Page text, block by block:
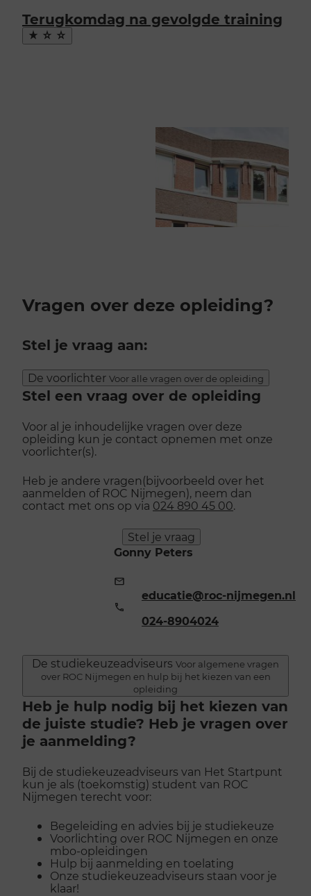
Terugkomdag na gevolgde training
Maak
favoriet
Vragen over deze opleiding?
Stel je vraag aan:
De voorlichter Voor alle vragen over de opleiding
Stel een vraag over de opleiding
Voor al je inhoudelijke vragen over deze
opleiding kun je contact opnemen met onze
voorlichter(s).
Heb je andere vragen(bijvoorbeeld over het
aanmelden of ROC Nijmegen), neem dan
contact met ons op via 024 890 45 00.
Stel je vraag
Gonny Peters
mailadres:
educatie@roc-nijmegen.nl
024-8904024
De studiekeuzeadviseurs Voor algemene vragen
over ROC Nijmegen en hulp bij het kiezen van een
opleiding
Heb je hulp nodig bij het kiezen van
de juiste studie? Heb je vragen over
je aanmelding?
Bij de studiekeuzeadviseurs van Het Startpunt
kun je als (toekomstig) student van ROC
Nijmegen terecht voor:
Begeleiding en advies bij je studiekeuze
Voorlichting over ROC Nijmegen en onze
mbo-opleidingen
Hulp bij aanmelding en toelating
Onze studiekeuzeadviseurs staan voor je
klaar!